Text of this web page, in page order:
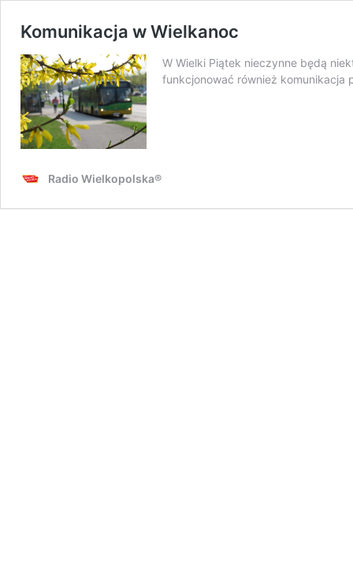
Komunikacja w Wielkanoc
W Wielki Piątek nieczynne będą
funkcjonować również komunikacja
Radio Wielkopolska®